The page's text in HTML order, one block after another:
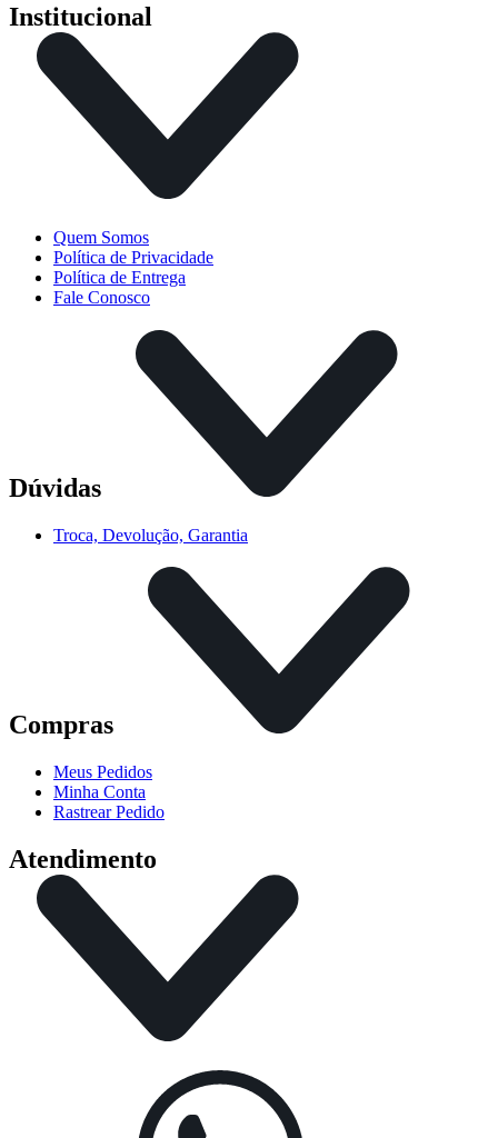
Institucional
Quem Somos
Política de Privacidade
Política de Entrega
Fale Conosco
Dúvidas
Troca, Devolução, Garantia
Compras
Meus Pedidos
Minha Conta
Rastrear Pedido
Atendimento